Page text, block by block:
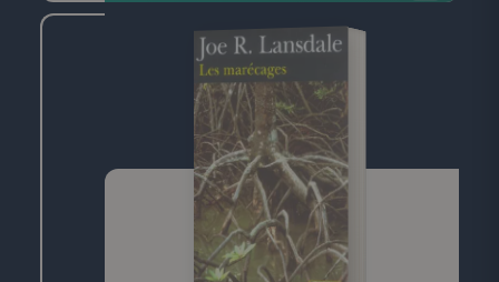
longtemps. Durant ce jour de retour, cherchant à
comprendre ce qui la lie à ce mort dont elle ignore
tout, elle va exhumer ses souvenirs mais aussi la
mémoire de cette ville traumatisée par la guerre, ce
qui a disparu, ce qui a survécu, et raviver les vestiges
d'un amour adolescent.